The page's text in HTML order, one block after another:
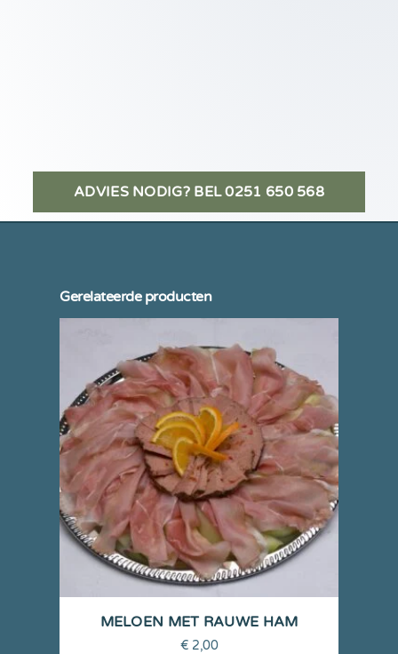
ADVIES NODIG? BEL 0251 650 568
Gerelateerde producten
MELOEN MET RAUWE HAM
€ 2,00